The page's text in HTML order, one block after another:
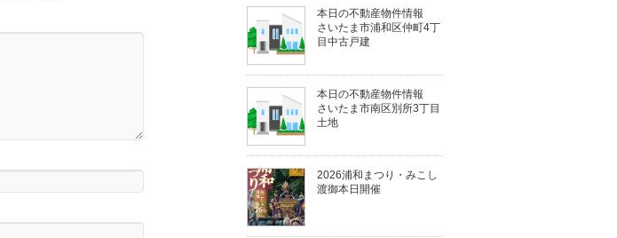
本日の不動産物件情報
さいたま市浦和区仲町4丁
目中古戸建
本日の不動産物件情報
さいたま市南区別所3丁目
土地
2026浦和まつり・みこし
渡御本日開催